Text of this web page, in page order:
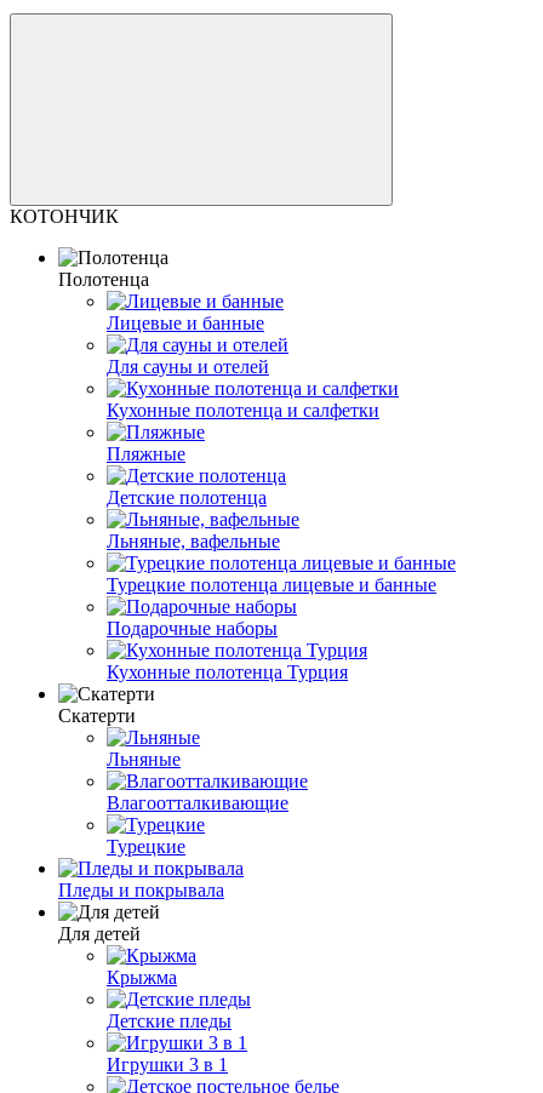
КОТОНЧИК
Полотенца
Лицевые и банные
Для сауны и отелей
Кухонные полотенца и салфетки
Пляжные
Детские полотенца
Льняные, вафельные
Турецкие полотенца лицевые и банные
Подарочные наборы
Кухонные полотенца Турция
Скатерти
Льняные
Влагоотталкивающие
Турецкие
Пледы и покрывала
Для детей
Крыжма
Детские пледы
Игрушки 3 в 1